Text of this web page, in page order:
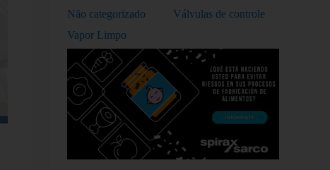
Não categorizado
Válvulas de controle
Vapor Limpo